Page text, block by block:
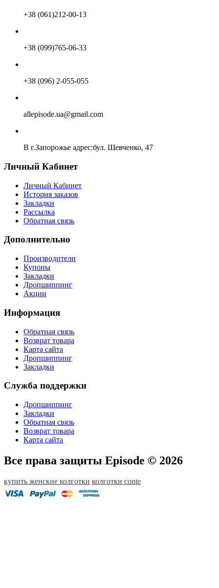
+38 (061)212-00-13
+38 (099)765-06-33
+38 (096) 2-055-055
allepisode.ua@gmail.com
В г.Запорожье адрес:бул. Шевченко, 47
Личный Кабинет
Личный Кабинет
История заказов
Закладки
Рассылка
Обратная связь
Дополнительно
Производители
Купоны
Закладки
Дропшиппинг
Акции
Информация
Обратная связь
Возврат товара
Карта сайта
Дропшиппинг
Закладки
Служба поддержки
Дропшиппинг
Закладки
Обратная связь
Возврат товара
Карта сайта
Все права защиты Episode © 2026
купить женские колготки колготки conte